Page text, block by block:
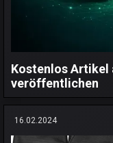
Kostenlos Artikel
veröffentlichen
16.02.2024